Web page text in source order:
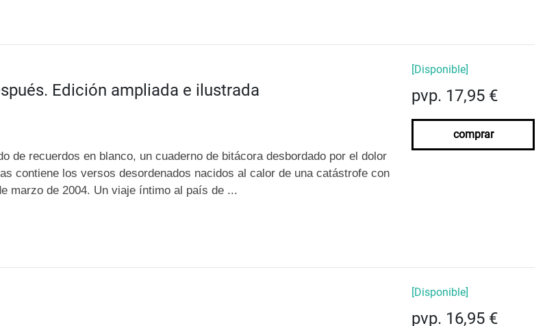
Edición ampliada e ilustrada
de recuerdos en blanco, un cuaderno de bitácora desbordado por el dolor
contiene los versos desordenados nacidos al calor de una catástrofe con
marzo de 2004. Un viaje íntimo al país de ...
[Disponible]
pvp. 17,95 €
comprar
[Disponible]
pvp. 16,95 €